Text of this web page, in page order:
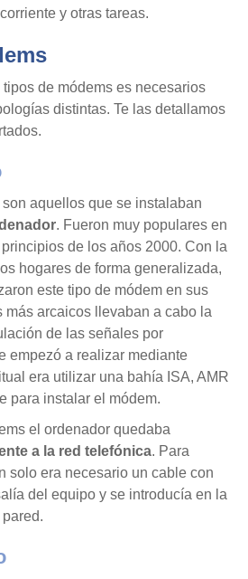
y otras tareas.
de módems es necesarios
distintas. Te las detallamos
aquellos que se instalaban
. Fueron muy populares en
de los años 2000. Con la
hogares de forma generalizada,
este tipo de módem en sus
más arcaicos llevaban a cabo la
de las señales por
empezó a realizar mediante
era utilizar una bahía ISA, AMR
para instalar el módem.
el ordenador quedaba
a la red telefónica. Para
solo era necesario un cable con
del equipo y se introducía en la